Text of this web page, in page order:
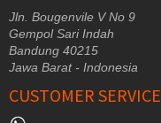
Jln. Bougenvile V No 9
Gempol Sari Indah
Bandung 40215
Jawa Barat - Indonesia
CUSTOMER SERVICE